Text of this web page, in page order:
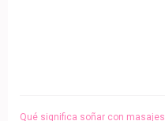
Qué significa soñar con masajes